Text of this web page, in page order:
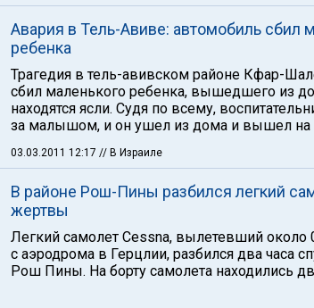
Авария в Тель-Авиве: автомобиль сбил
ребенка
Трагедия в тель-авивском районе Кфар-
сбил маленького ребенка, вышедшего из
находятся ясли. Судя по всему,
за малышом, и он ушел из дома и вышел на
03.03.2011 12:17 // В Израиле
В районе Рош-Пины разбился легкий
жертвы
Легкий самолет Cessna, вылетевший около
с аэродрома в Герцлии, разбился два часа
Рош Пины. На борту самолета находились